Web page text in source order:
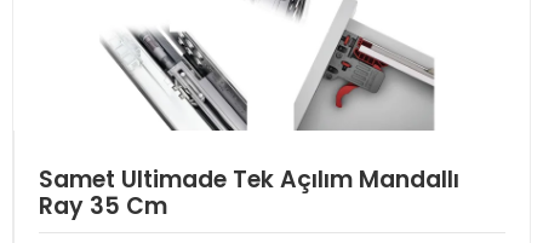
Samet Ultimade Tek Açılım Mandallı
Ray 35 Cm